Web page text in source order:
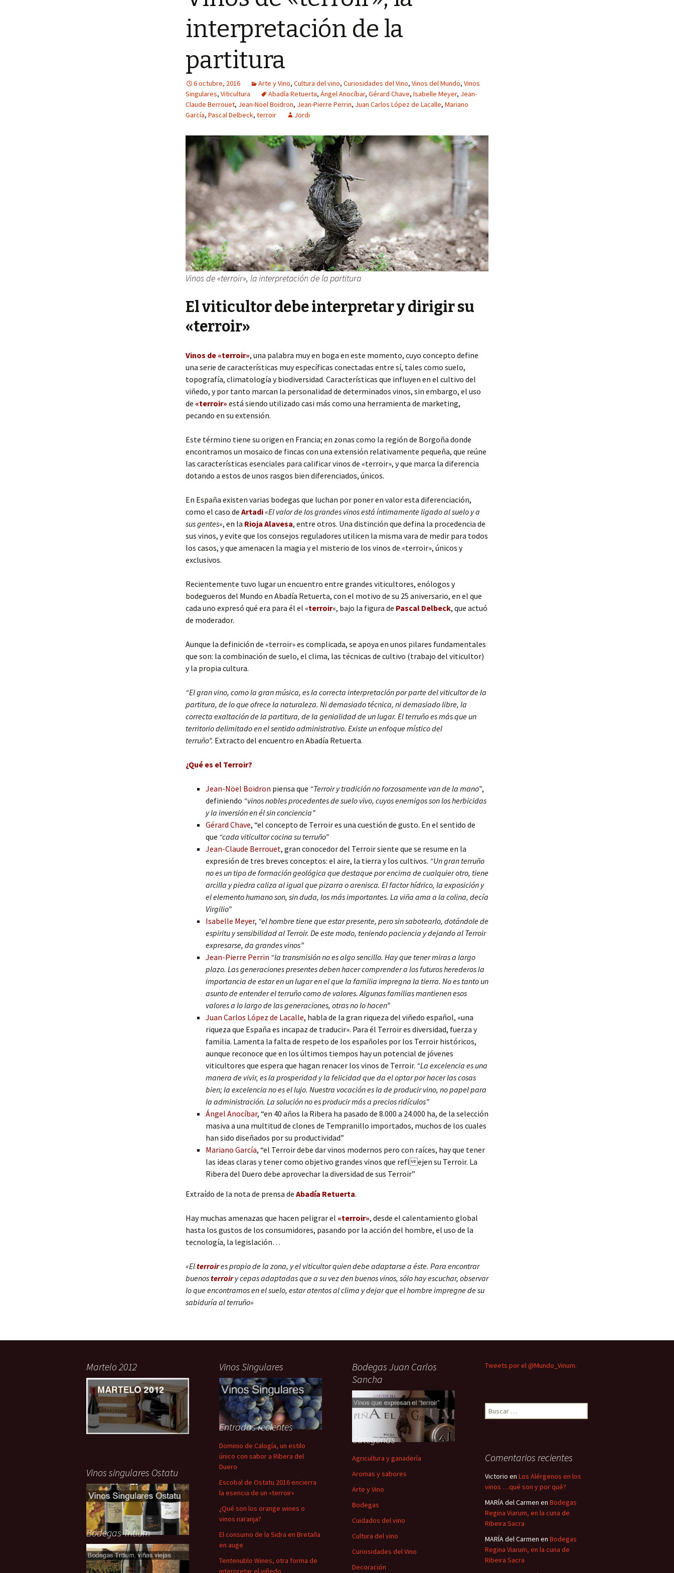
interpretación de la
partitura
6 octubre, 2016 Arte y Vino, Cultura del vino, Curiosidades del Vino, Vinos del Mundo, Vinos
Singulares, Viticultura Abadía Retuerta, Ángel Anocíbar, Gérard Chave, Isabelle Meyer, Jean-
Claude Berrouet, Jean-Nöel Boidron, Jean-Pierre Perrin, Juan Carlos López de Lacalle, Mariano
García, Pascal Delbeck, terroir Jordi
Vinos de «terroir», la interpretación de la partitura
El viticultor debe interpretar y dirigir su
«terroir»
Vinos de «terroir», una palabra muy en boga en este momento, cuyo concepto define
una serie de características muy específicas conectadas entre sí, tales como suelo,
topografía, climatología y biodiversidad. Características que influyen en el cultivo del
viñedo, y por tanto marcan la personalidad de determinados vinos, sin embargo, el uso
de «terroir» está siendo utilizado casi más como una herramienta de marketing,
pecando en su extensión.
Este término tiene su origen en Francia; en zonas como la región de Borgoña donde
encontramos un mosaico de fincas con una extensión relativamente pequeña, que reúne
las características esenciales para calificar vinos de «terroir», y que marca la diferencia
dotando a estos de unos rasgos bien diferenciados, únicos.
En España existen varias bodegas que luchan por poner en valor esta diferenciación,
como el caso de Artadi«El valor de los grandes vinos está íntimamente ligado al suelo y a
sus gentes», en la Rioja Alavesa, entre otros. Una distinción que defina la procedencia de
sus vinos, y evite que los consejos reguladores utilicen la misma vara de medir para todos
los casos, y que amenacen la magia y el misterio de los vinos de «terroir», únicos y
exclusivos.
Recientemente tuvo lugar un encuentro entre grandes viticultores, enólogos y
bodegueros del Mundo en Abadía Retuerta, con el motivo de su 25 aniversario, en el que
cada uno expresó qué era para él el «terroir«, bajo la figura de Pascal Delbeck, que actuó
de moderador.
Aunque la definición de «terroir» es complicada, se apoya en unos pilares fundamentales
que son: la combinación de suelo, el clima, las técnicas de cultivo (trabajo del viticultor)
y la propia cultura.
“El gran vino, como la gran música, es la correcta interpretación por parte del viticultor de la
partitura, de lo que ofrece la naturaleza. Ni demasiado técnica, ni demasiado libre, la
correcta exaltación de la partitura, de la genialidad de un lugar. El terruño es más que un
territorio delimitado en el sentido administrativo. Existe un enfoque místico del
terruño”. Extracto del encuentro en Abadía Retuerta.
¿Qué es el Terroir?
Jean-Nöel Boidron piensa que “Terroir y tradición no forzosamente van de la mano”,
definiendo “vinos nobles procedentes de suelo vivo, cuyos enemigos son los herbicidas
y la inversión en él sin conciencia”
Gérard Chave, “el concepto de Terroir es una cuestión de gusto. En el sentido de
que “cada viticultor cocina su terruño”
Jean-Claude Berrouet, gran conocedor del Terroir siente que se resume en la
expresión de tres breves conceptos: el aire, la tierra y los cultivos. “Un gran terruño
no es un tipo de formación geológica que destaque por encima de cualquier otro, tiene
arcilla y piedra caliza al igual que pizarra o arenisca. El factor hídrico, la exposición y
el elemento humano son, sin duda, los más importantes. La viña ama a la colina, decía
Virgilio”
Isabelle Meyer, “el hombre tiene que estar presente, pero sin sabotearlo, dotándole de
espiritu y sensibilidad al Terroir. De este modo, teniendo paciencia y dejando al Terroir
expresarse, da grandes vinos”
Jean-Pierre Perrin “la transmisión no es algo sencillo. Hay que tener miras a largo
plazo. Las generaciones presentes deben hacer comprender a los futuros herederos la
importancia de estar en un lugar en el que la familia impregna la tierra. No es tanto un
asunto de entender el terruño como de valores. Algunas familias mantienen esos
valores a lo largo de las generaciones, otras no lo hacen”
Juan Carlos López de Lacalle, habla de la gran riqueza del viñedo español, «una
riqueza que España es incapaz de traducir». Para él Terroir es diversidad, fuerza y
familia. Lamenta la falta de respeto de los españoles por los Terroir históricos,
aunque reconoce que en los últimos tiempos hay un potencial de jóvenes
viticultores que espera que hagan renacer los vinos de Terroir. “La excelencia es una
manera de vivir, es la prosperidad y la felicidad que da el optar por hacer las cosas
bien; la excelencia no es el lujo. Nuestra vocación es la de producir vino, no papel para
la administración. La solución no es producir más a precios ridículos”
Ángel Anocíbar, “en 40 años la Ribera ha pasado de 8.000 a 24.000 ha, de la selección
masiva a una multitud de clones de Tempranillo importados, muchos de los cuales
han sido diseñados por su productividad”
Mariano García, “el Terroir debe dar vinos modernos pero con raíces, hay que tener
las ideas claras y tener como objetivo grandes vinos que reflejen su Terroir. La
Ribera del Duero debe aprovechar la diversidad de sus Terroir”
Extraído de la nota de prensa de Abadía Retuerta.
Hay muchas amenazas que hacen peligrar el «terroir», desde el calentamiento global
hasta los gustos de los consumidores, pasando por la acción del hombre, el uso de la
tecnología, la legislación…
«Elterroires propio de la zona, y el viticultor quien debe adaptarse a éste. Para encontrar
buenosterroir y cepas adaptadas que a su vez den buenos vinos, sólo hay escuchar, observar
lo que encontramos en el suelo, estar atentos al clima y dejar que el hombre impregne de su
sabiduría al terruño»
Martelo 2012 Vinos Singulares
Bodegas Juan Carlos
Sancha
Tweets por el @Mundo_Vinum.
Buscar:
Entradas recientes
Dominio de Calogía, un estilo
único con sabor a Ribera del
Duero
Escobal de Ostatu 2016 encierra
la esencia de un «terroir»
¿Qué son los orange wines o
vinos naranja?
El consumo de la Sidra en Bretaña
en auge
Tentenublo Wines, otra forma de
interpretar el viñedo
Categorías
Agricultura y ganadería
Aromas y sabores
Arte y Vino
Bodegas
Cuidados del vino
Cultura del vino
Curiosidades del Vino
Decoración
Comentarios recientes
Victorio en Los Alérgenos en los
vinos …qué son y por qué?
MARÍA del Carmen en Bodegas
Regina Viarum, en la cuna de
Ribeira Sacra
MARÍA del Carmen en Bodegas
Regina Viarum, en la cuna de
Ribeira Sacra
Vinos singulares Ostatu
Bodegas Tritium